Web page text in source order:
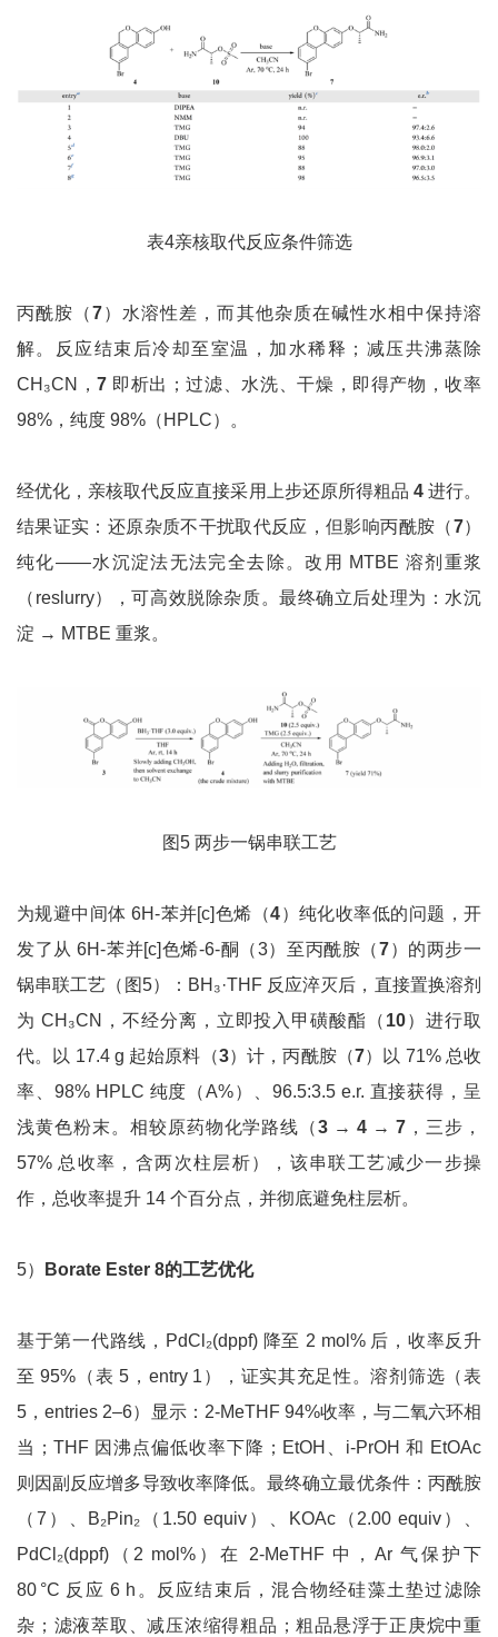
表4亲核取代反应条件筛选
丙酰胺（7）水溶性差，而其他杂质在碱性水相中保持溶
解。反应结束后冷却至室温，加水稀释；减压共沸蒸除
CH₃CN，7 即析出；过滤、水洗、干燥，即得产物，收率
98%，纯度 98%（HPLC）。
经优化，亲核取代反应直接采用上步还原所得粗品 4进行。
结果证实：还原杂质不干扰取代反应，但影响丙酰胺（7）
纯化——水沉淀法无法完全去除。改用 MTBE 溶剂重浆
（reslurry），可高效脱除杂质。最终确立后处理为：水沉
淀 → MTBE 重浆。
图5 两步一锅串联工艺
为规避中间体 6H-苯并[c]色烯（4）纯化收率低的问题，开
发了从 6H-苯并[c]色烯-6-酮（3）至丙酰胺（7）的两步一
锅串联工艺（图5）：BH₃·THF 反应淬灭后，直接置换溶剂
为 CH₃CN，不经分离，立即投入甲磺酸酯（ 10）进行取
代。以 17.4 g 起始原料（3）计，丙酰胺（7）以 71% 总收
率、98% HPLC 纯度（A%）、96.5:3.5 e.r. 直接获得，呈
浅黄色粉末。相较原药物化学路线（3 →4 →7 ，三步，
57% 总收率，含两次柱层析），该串联工艺减少一步操
作，总收率提升 14 个百分点，并彻底避免柱层析。
5） Borate Ester 8的工艺优化
基于第一代路线，PdCl₂(dppf) 降至 2 mol% 后，收率反升
至 95%（表 5，entry 1），证实其充足性。溶剂筛选（表
5，entries 2–6）显示：2-MeTHF 94%收率，与二氧六环相
当；THF 因沸点偏低收率下降；EtOH、i-PrOH 和 EtOAc
则因副反应增多导致收率降低。最终确立最优条件：丙酰胺
（7）、B₂Pin₂（1.50 equiv）、KOAc（2.00 equiv）、
PdCl₂(dppf)（2 mol%）在 2-MeTHF 中，Ar 气保护下
80 °C 反应 6 h。反应结束后，混合物经硅藻土垫过滤除
杂；滤液萃取、减压浓缩得粗品；粗品悬浮于正庚烷中重